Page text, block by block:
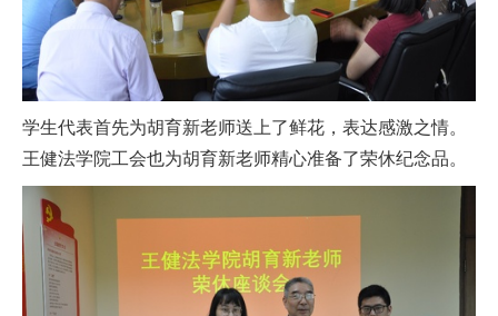
学生代表首先为胡育新老师送上了鲜花，表达感激之情。
王健法学院工会也为胡育新老师精心准备了荣休纪念品。